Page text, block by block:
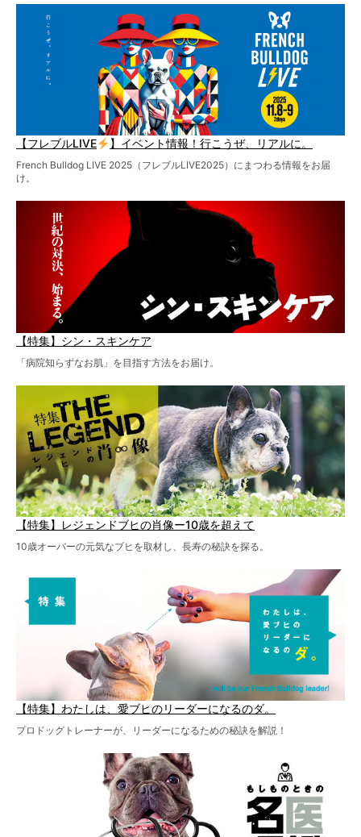
【フレブルLIVE 】イベント情報！行こうぜ、リアルに。
French Bulldog LIVE 2025（フレブルLIVE2025）にまつわる情報をお届
け。
【特集】シン・スキンケア
「病院知らずなお肌」を目指す方法をお届け。
【特集】レジェンドブヒの肖像ー10歳を超えて
10歳オーバーの元気なブヒを取材し、長寿の秘訣を探る。
【特集】わたしは、愛ブヒのリーダーになるのダ。
プロドッグトレーナーが、リーダーになるための秘訣を解説！